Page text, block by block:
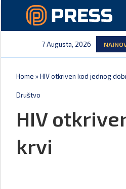
7 Augusta, 2026
Home »HIV otkriven kod jednog
Društvo
HIV
krvi